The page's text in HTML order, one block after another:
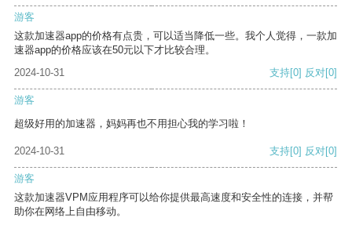
游客
这款加速器app的价格有点贵，可以适当降低一些。我个人觉得，一款加
速器app的价格应该在50元以下才比较合理。
2024-10-31
支持[0] 反对[0]
游客
超级好用的加速器，妈妈再也不用担心我的学习啦！
2024-10-31 支持[0] 反对[0]
游客
这款加速器VPM应用程序可以给你提供最高速度和安全性的连接，并帮
助你在网络上自由移动。